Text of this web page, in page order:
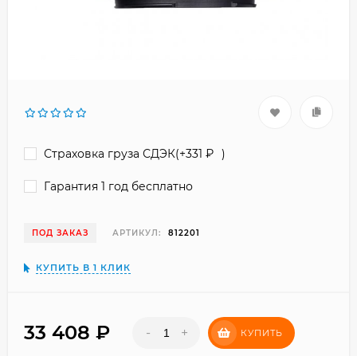
Страховка груза СДЭК(+331 )
Гарантия 1 год бесплатно
ПОД ЗАКАЗ АРТИКУЛ: 812201
КУПИТЬ В 1 КЛИК
33 408 - + КУПИТЬ